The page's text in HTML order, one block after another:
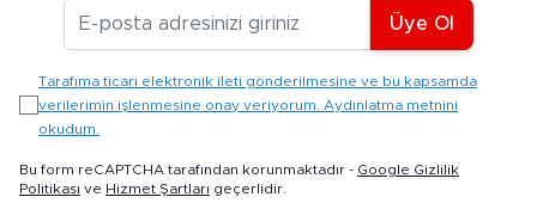
E-posta Adresiniz
Üye Ol
Tarafıma ticari elektronik ileti gönderilmesine ve bu kapsamda
verilerimin işlenmesine onay veriyorum. Aydınlatma metnini
okudum.
Bu form reCAPTCHA tarafından korunmaktadır - Google Gizlilik
Politikası ve Hizmet Şartları geçerlidir.